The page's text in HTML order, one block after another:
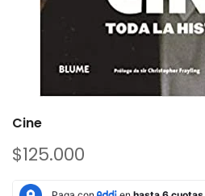
Cine
$125.000